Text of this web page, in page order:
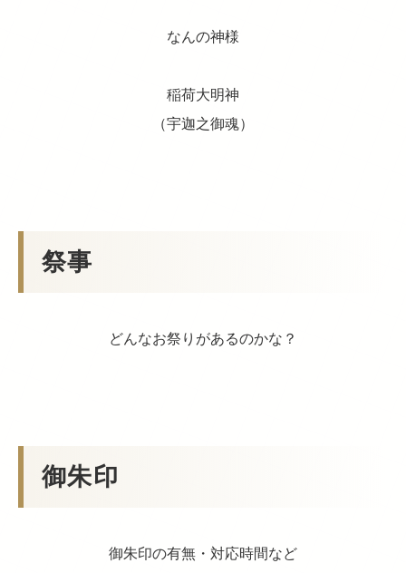
なんの神様
稲荷大明神
（宇迦之御魂）
祭事
どんなお祭りがあるのかな？
御朱印
御朱印の有無・対応時間など